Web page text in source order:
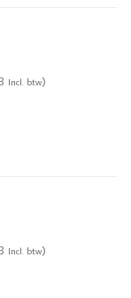
Incl. btw)
Incl. btw)